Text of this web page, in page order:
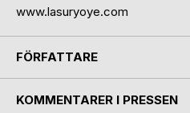
www.lasuryoye.com
FÖRFATTARE
KOMMENTARER I PRESSEN